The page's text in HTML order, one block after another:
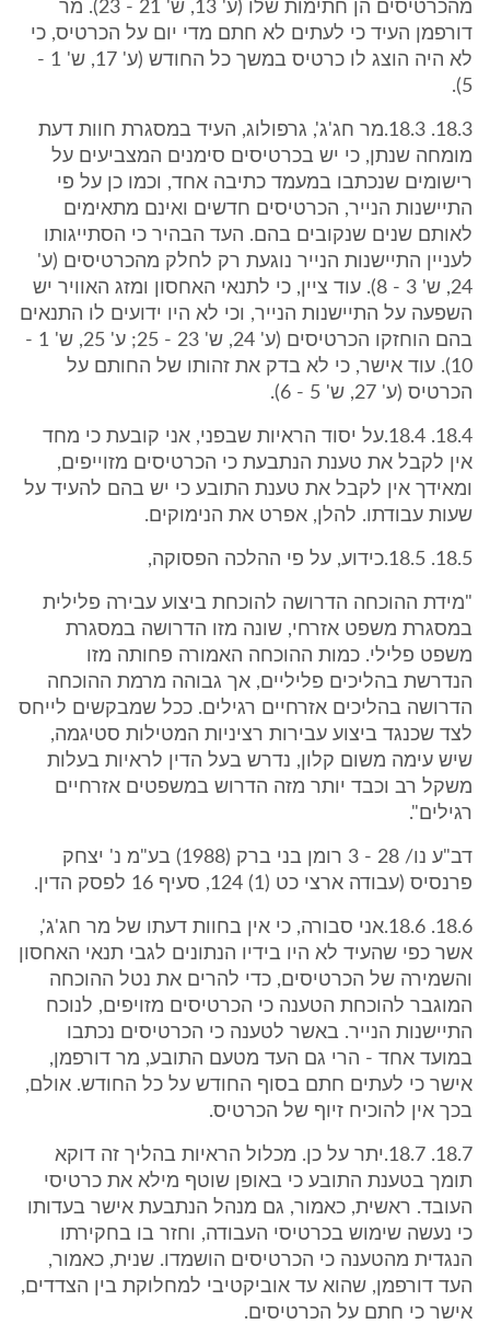
מהכרטיסים הן חתימות שלו (ע' 13, ש' 21 - 23). מר
דורפמן העיד כי לעתים לא חתם מדי יום על הכרטיס, כי
לא היה הוצג לו כרטיס במשך כל החודש (ע' 17, ש' 1 -
5).
18.3. 18.3.מר חג'ג', גרפולוג, העיד במסגרת חוות דעת
מומחה שנתן, כי יש בכרטיסים סימנים המצביעים על
רישומים שנכתבו במעמד כתיבה אחד, וכמו כן על פי
התיישנות הנייר, הכרטיסים חדשים ואינם מתאימים
לאותם שנים שנקובים בהם. העד הבהיר כי הסתייגותו
לעניין התיישנות הנייר נוגעת רק לחלק מהכרטיסים (ע'
24, ש' 3 - 8). עוד ציין, כי לתנאי האחסון ומזג האוויר יש
השפעה על התיישנות הנייר, וכי לא היו ידועים לו התנאים
בהם הוחזקו הכרטיסים (ע' 24, ש' 23 - 25; ע' 25, ש' 1 -
10). עוד אישר, כי לא בדק את זהותו של החותם על
הכרטיס (ע' 27, ש' 5 - 6).
18.4. 18.4.על יסוד הראיות שבפני, אני קובעת כי מחד
אין לקבל את טענת הנתבעת כי הכרטיסים מזוייפים,
ומאידך אין לקבל את טענת התובע כי יש בהם להעיד על
שעות עבודתו. להלן, אפרט את הנימוקים.
18.5. 18.5.כידוע, על פי ההלכה הפסוקה,
"מידת ההוכחה הדרושה להוכחת ביצוע עבירה פלילית
במסגרת משפט אזרחי, שונה מזו הדרושה במסגרת
משפט פלילי. כמות ההוכחה האמורה פחותה מזו
הנדרשת בהליכים פליליים, אך גבוהה מרמת ההוכחה
הדרושה בהליכים אזרחיים רגילים. ככל שמבקשים לייחס
לצד שכנגד ביצוע עבירות רציניות המטילות סטיגמה,
שיש עימה משום קלון, נדרש בעל הדין לראיות בעלות
משקל רב וכבד יותר מזה הדרוש במשפטים אזרחיים
רגילים".
דב"ע נו/ 28 - 3 רומן בני ברק (1988) בע"מ נ' יצחק
פרנסיס (עבודה ארצי כט (1) 124, סעיף 16 לפסק הדין.
18.6. 18.6.אני סבורה, כי אין בחוות דעתו של מר חג'ג',
אשר כפי שהעיד לא היו בידיו הנתונים לגבי תנאי האחסון
והשמירה של הכרטיסים, כדי להרים את נטל ההוכחה
המוגבר להוכחת הטענה כי הכרטיסים מזויפים, לנוכח
התיישנות הנייר. באשר לטענה כי הכרטיסים נכתבו
במועד אחד - הרי גם העד מטעם התובע, מר דורפמן,
אישר כי לעתים חתם בסוף החודש על כל החודש. אולם,
בכך אין להוכיח זיוף של הכרטיס.
18.7. 18.7.יתר על כן. מכלול הראיות בהליך זה דוקא
תומך בטענת התובע כי באופן שוטף מילא את כרטיסי
העובד. ראשית, כאמור, גם מנהל הנתבעת אישר בעדותו
כי נעשה שימוש בכרטיסי העבודה, וחזר בו בחקירתו
הנגדית מהטענה כי הכרטיסים הושמדו. שנית, כאמור,
העד דורפמן, שהוא עד אוביקטיבי למחלוקת בין הצדדים,
אישר כי חתם על הכרטיסים.